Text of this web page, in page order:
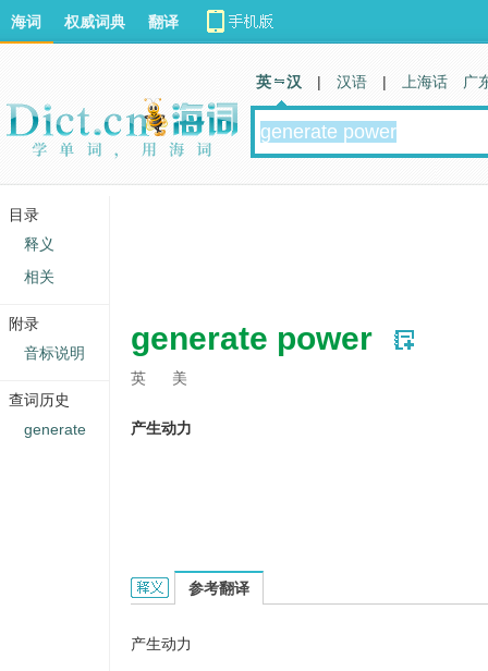
generate power
英 美
产生动力
generate power的英文翻译是什么意思，词典释义
参考翻译
产生动力
海词 权威词典 翻译
英 汉 | 汉语 | 上海话 广
目录
释义
相关
附录
音标说明
查词历史
generate